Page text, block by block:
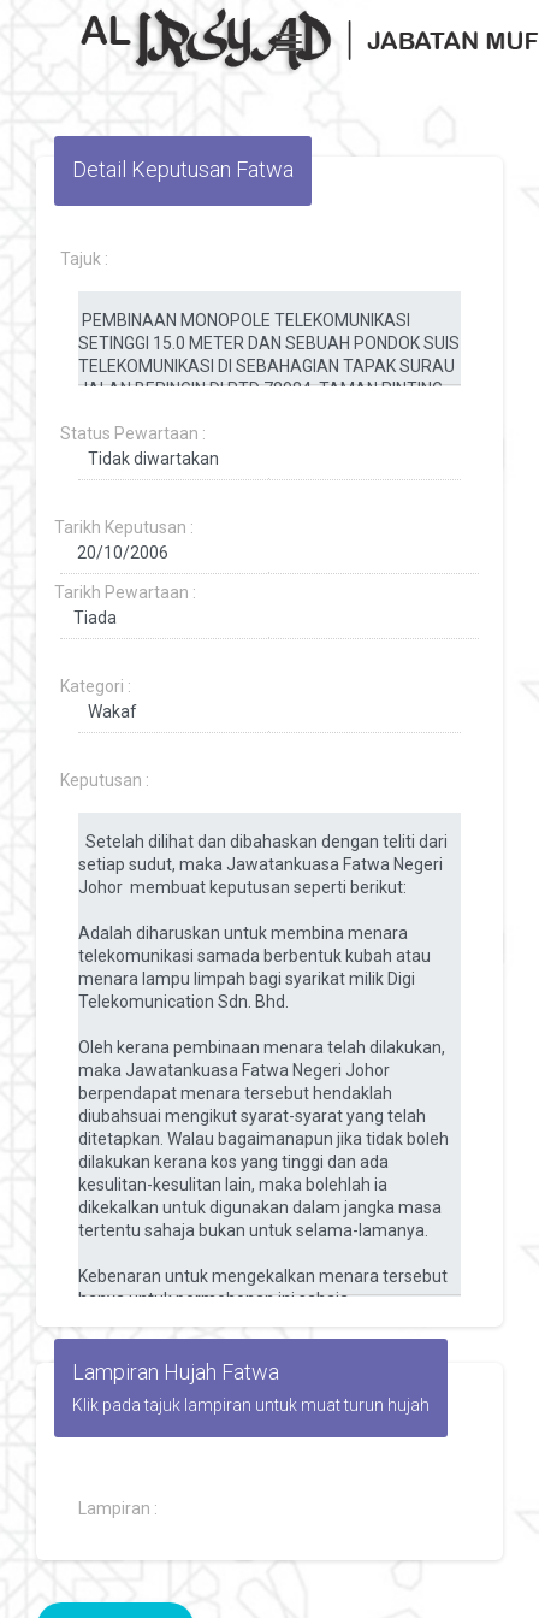
Toggle navigation
Detail Keputusan Fatwa
Tajuk :
Status Pewartaan :
Tarikh Keputusan :
Tarikh Pewartaan :
Kategori :
Keputusan :
Lampiran Hujah Fatwa
Klik pada tajuk lampiran untuk muat turun hujah
Lampiran :